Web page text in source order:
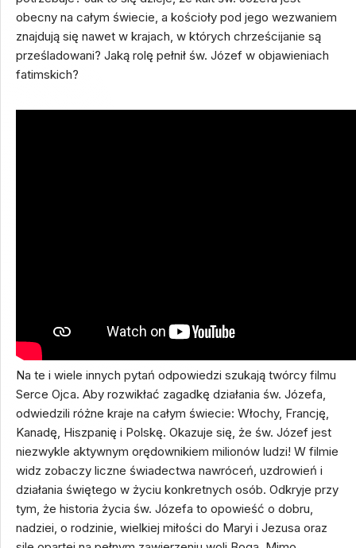
obecny na całym świecie, a kościoły pod jego wezwaniem
znajdują się nawet w krajach, w których chrześcijanie są
prześladowani? Jaką rolę pełnił św. Józef w objawieniach
fatimskich?
Na te i wiele innych pytań odpowiedzi szukają twórcy filmu
Serce Ojca. Aby rozwikłać zagadkę działania św. Józefa,
odwiedzili różne kraje na całym świecie: Włochy, Francję,
Kanadę, Hiszpanię i Polskę. Okazuje się, że św. Józef jest
niezwykle aktywnym orędownikiem milionów ludzi! W filmie
widz zobaczy liczne świadectwa nawróceń, uzdrowień i
działania świętego w życiu konkretnych osób. Odkryje przy
tym, że historia życia św. Józefa to opowieść o dobru,
nadziei, o rodzinie, wielkiej miłości do Maryi i Jezusa oraz